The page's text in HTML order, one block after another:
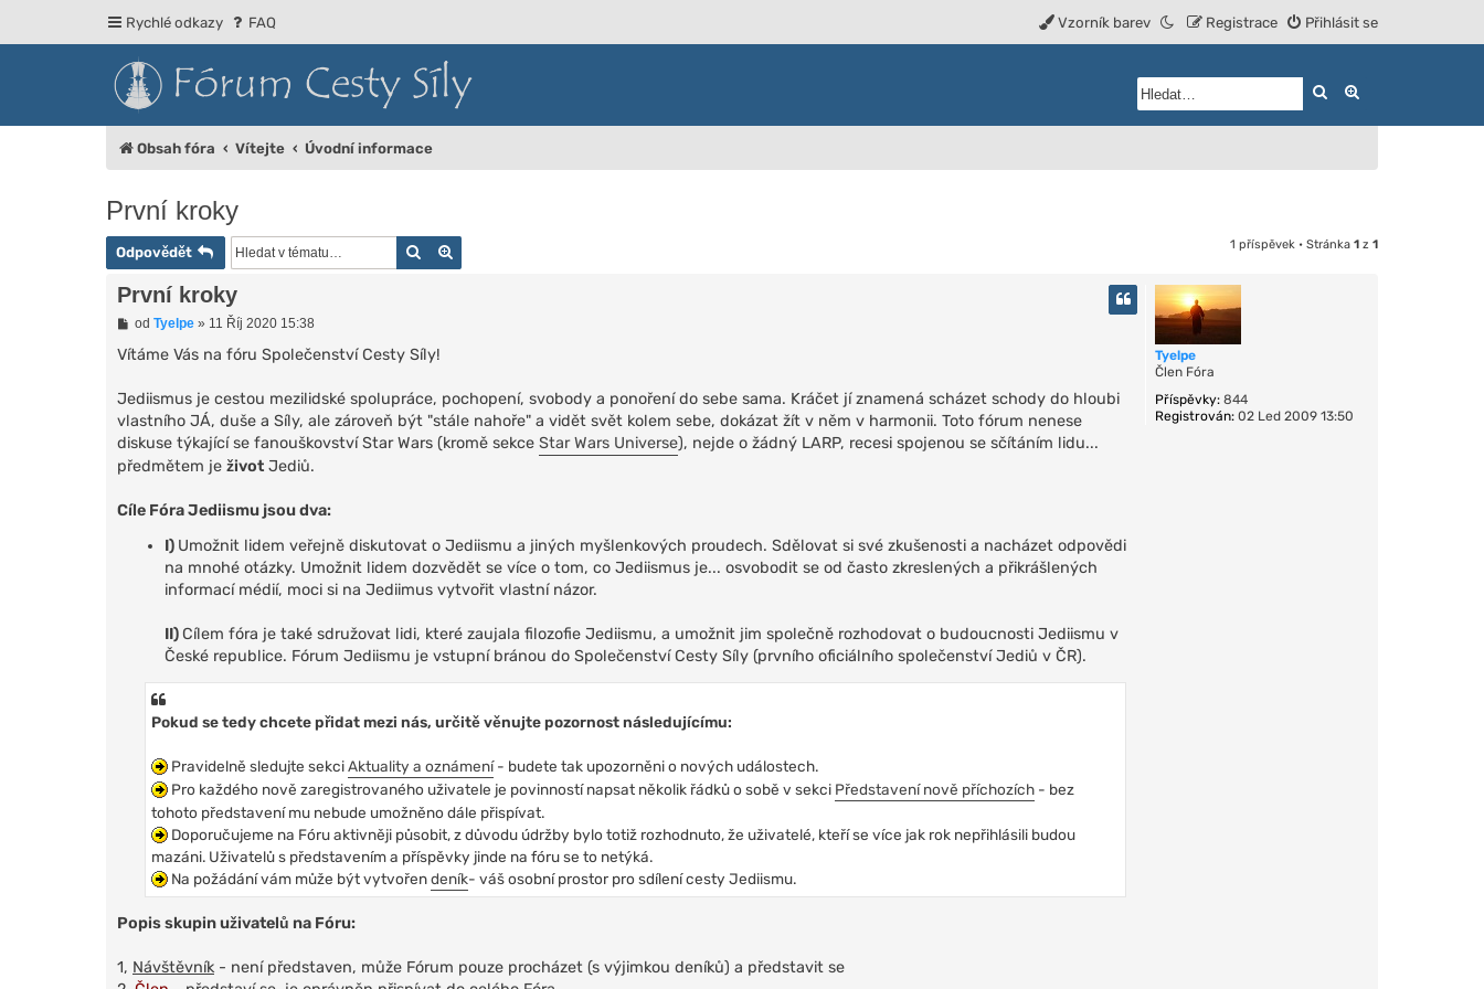
Rychlé odkazy FAQ Přihlásit se
Registrace
Vzorník barev
Hledat
Obsah fóra Vítejte Úvodní informace
První kroky
Odpovědět Hledat 1 příspěvek • Stránka 1 z 1
Tyelpe
Člen Fóra
Příspěvky: 844
Registrován: 02 Led 2009 13:50
První kroky
P
í
ě
v
e
k
od Tyelpe» 11 Říj 2020 15:38
Vítáme Vás na fóru Společenství Cesty Síly!
Jediismus je cestou mezilidské spolupráce, pochopení, svobody a ponoření do sebe sama. Kráčet jí znamená scházet schody do hloubi
vlastního JÁ, duše a Síly, ale zároveň být "stále nahoře" a vidět svět kolem sebe, dokázat žít v něm v harmonii. Toto fórum nenese
diskuse týkající se fanouškovství Star Wars (kromě sekce Star Wars Universe), nejde o žádný LARP, recesi spojenou se sčítáním lidu...
předmětem je život Jediů.
Cíle Fóra Jediismu jsou dva:
I) Umožnit lidem veřejně diskutovat o Jediismu a jiných myšlenkových proudech. Sdělovat si své zkušenosti a nacházet odpovědi
na mnohé otázky. Umožnit lidem dozvědět se více o tom, co Jediismus je... osvobodit se od často zkreslených a přikrášlených
informací médií, moci si na Jediimus vytvořit vlastní názor.
II)Cílem fóra je také sdružovat lidi, které zaujala filozofie Jediismu, a umožnit jim společně rozhodovat o budoucnosti Jediismu v
České republice. Fórum Jediismu je vstupní bránou do Společenství Cesty Síly (prvního oficiálního společenství Jediů v ČR).
Pokud se tedy chcete přidat mezi nás, určitě věnujte pozornost následujícímu:
Pravidelně sledujte sekciAktuality a oznámení- budete tak upozorněni o nových událostech.
Pro každého nově zaregistrovaného uživatele je povinností napsat několik řádků o sobě v sekci Představení nově příchozích - bez
tohoto představení mu nebude umožněno dále přispívat.
Doporučujeme na Fóru aktivněji působit, z důvodu údržby bylo totiž rozhodnuto, že uživatelé, kteří se více jak rok nepřihlásili budou
mazáni. Uživatelů s představením a příspěvky jinde na fóru se to netýká.
Na požádání vám může být vytvořendeník- váš osobní prostor pro sdílení cesty Jediismu.
Popis skupin uživatelů na Fóru:
1, Návštěvník - není představen, může Fórum pouze procházet (s výjimkou deníků) a představit se